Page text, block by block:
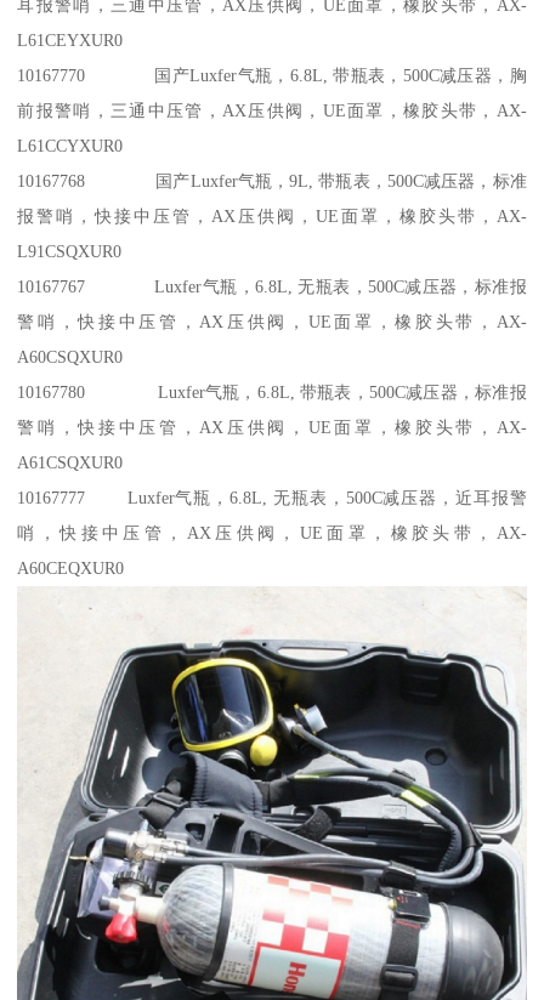
耳报警哨，三通中压管，AX压供阀，UE面罩，橡胶头带，AX-
L61CEYXUR0
10167770 国产Luxfer气瓶，6.8L, 带瓶表，500C减压器，胸
前报警哨，三通中压管，AX压供阀，UE面罩，橡胶头带，AX-
L61CCYXUR0
10167768 国产Luxfer气瓶，9L, 带瓶表，500C减压器，标准
报警哨，快接中压管，AX压供阀，UE面罩，橡胶头带，AX-
L91CSQXUR0
10167767 Luxfer气瓶，6.8L, 无瓶表，500C减压器，标准报
警哨，快接中压管，AX压供阀，UE面罩，橡胶头带，AX-
A60CSQXUR0
10167780 Luxfer气瓶，6.8L, 带瓶表，500C减压器，标准报
警哨，快接中压管，AX压供阀，UE面罩，橡胶头带，AX-
A61CSQXUR0
10167777 Luxfer气瓶，6.8L, 无瓶表，500C减压器，近耳报警
哨，快接中压管，AX压供阀，UE面罩，橡胶头带，AX-
A60CEQXUR0